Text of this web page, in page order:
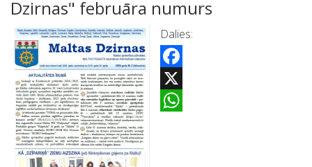
Dzirnas" februāra numurs
Dalies:
Facebook
X